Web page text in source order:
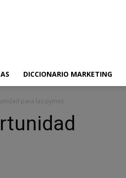
DICCIONARIO MARKETING
para las pymes